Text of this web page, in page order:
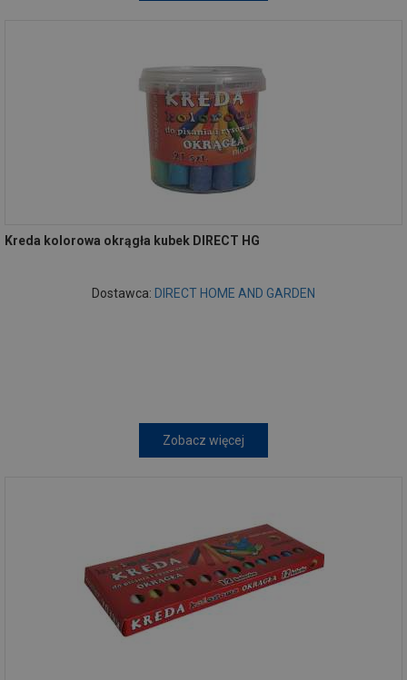
Kreda kolorowa okrągła kubek DIRECT HG
Dostawca: DIRECT HOME AND GARDEN
Zobacz więcej